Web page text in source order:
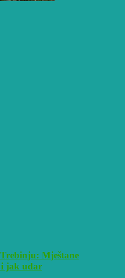
Mještane
jak udar